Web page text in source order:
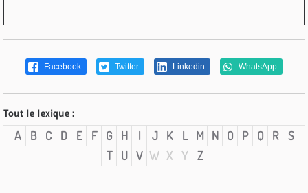
Facebook Twitter Linkedin WhatsApp
Tout le lexique :
A B C D E F G H I J K L M N O P Q R S
T
U V W X Y Z